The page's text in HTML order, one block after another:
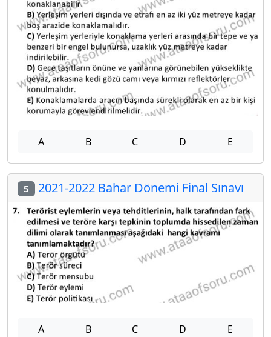
A B C D E
5 2021-2022 Bahar Dönemi Final Sınavı
A B C D E